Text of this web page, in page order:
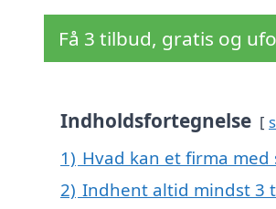
Få 3 tilbud, gratis og
Indholdsfortegnelse
1) Hvad kan et firma
2) Indhent altid mindst 3